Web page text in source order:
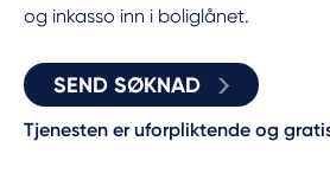
og inkasso inn i boliglånet.
SEND SØKNAD
Tjenesten er uforpliktende og